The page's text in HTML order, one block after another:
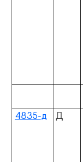
4835-д Д